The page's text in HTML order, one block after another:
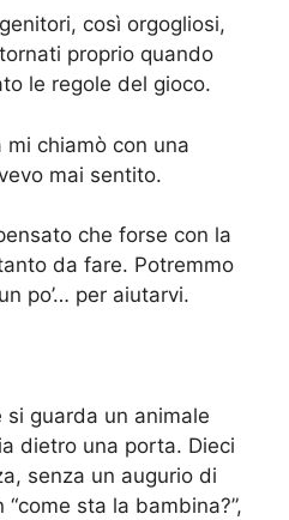
così orgogliosi,
proprio quando
le regole del gioco.
mi chiamò con una
mai sentito.
che forse con la
da fare. Potremmo
po’… per aiutarvi.
guarda un animale
dietro una porta. Dieci
senza un augurio di
sta la bambina?”,